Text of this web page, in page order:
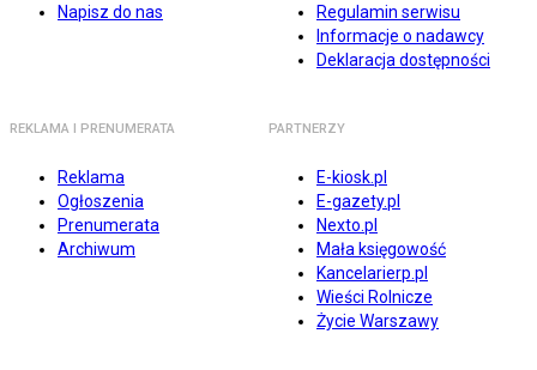
Napisz do nas
Regulamin serwisu
Informacje o nadawcy
Deklaracja dostępności
REKLAMA I PRENUMERATA
Reklama
Ogłoszenia
Prenumerata
Archiwum
PARTNERZY
E-kiosk.pl
E-gazety.pl
Nexto.pl
Mała księgowość
Kancelarierp.pl
Wieści Rolnicze
Życie Warszawy